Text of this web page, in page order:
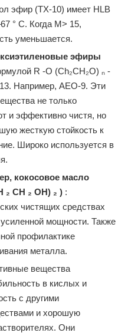
эфир (TX-10) имеет HLB
° C. Когда M> 15,
уменьшается.
эфиры
R -O (Ch₂CH₂O) ₙ -
Например, AEO-9. Эти
не только
и эффективно чистя, но
жесткую стойкость к
Широко используется в
кокосовое масло
₂ CH ₂ OH) ₂ ) :
чистящих средствах
мощности. Также
профилактике
металла.
вещества
в кислых и
с другими
и хорошую
Они